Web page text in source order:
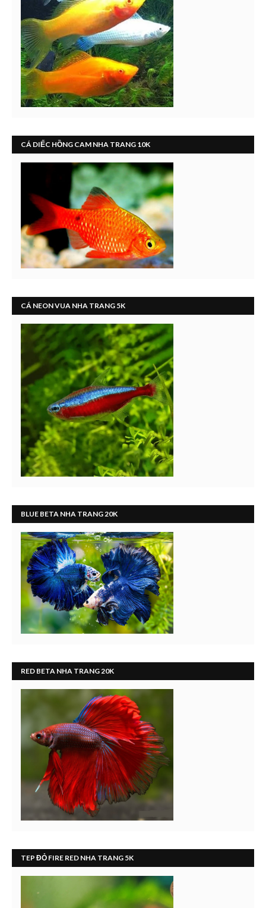
CÁ DIẾC HỒNG CAM NHA TRANG 10K
CÁ NEON VUA NHA TRANG 5K
BLUE BETA NHA TRANG 20K
RED BETA NHA TRANG 20K
TEP ĐỎ FIRE RED NHA TRANG 5K